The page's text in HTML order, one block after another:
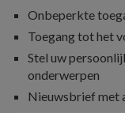
Onbeperkte
Toegang tot het
Stel uw
onderwerpen
Nieuwsbrief met